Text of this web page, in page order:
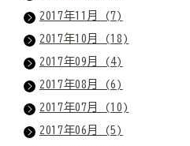
2017年11月 (7)
2017年10月 (18)
2017年09月 (4)
2017年08月 (6)
2017年07月 (10)
2017年06月 (5)